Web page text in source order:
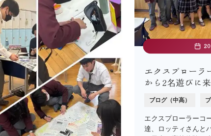
エクスプローラ
から2名遊びに
ブログ（中高）
エクスプローラーコ
達、ロッティさんと